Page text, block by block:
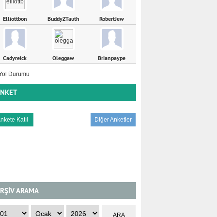
Elliottbon BuddyZTauth RobertJew
Cadyreick Oleggaw Brianpaype
Diğer Anketler
ARAMA